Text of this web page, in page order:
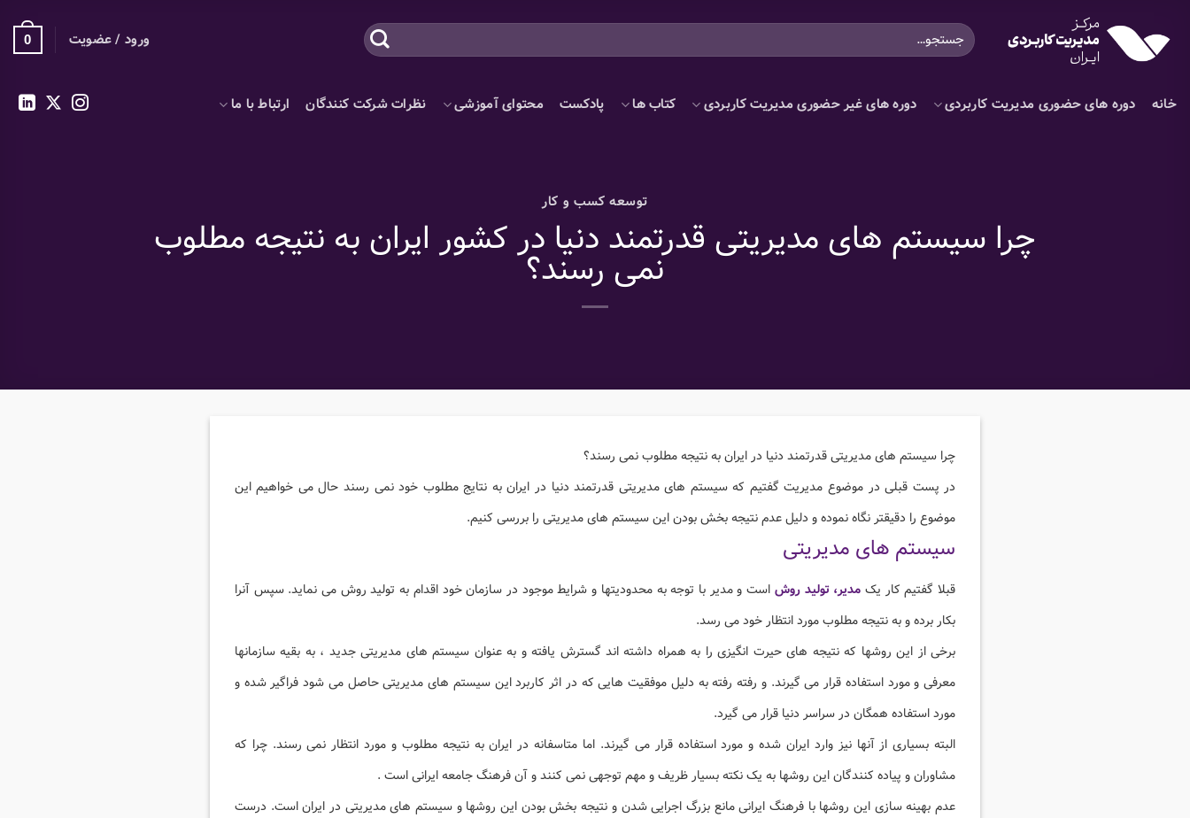
content
جستجو
برای:
ورود / عضویت 0
خانه دوره های حضوری مدیریت کاربردی دوره های غیر حضوری مدیریت کاربردی کتاب ها پادکست محتوای آموزشی نظرات شرکت کنندگان ارتباط با ما
توسعه کسب و کار
چرا سیستم های مدیریتی قدرتمند دنیا در کشور ایران به نتیجه مطلوب
نمی رسند؟
چرا سیستم های مدیریتی قدرتمند دنیا در ایران به نتیجه مطلوب نمی رسند؟
در پست قبلی در موضوع مدیریت گفتیم که سیستم های مدیریتی قدرتمند دنیا در ایران به نتایج مطلوب خود نمی رسند حال می خواهیم این
موضوع را دقیقتر نگاه نموده و دلیل عدم نتیجه بخش بودن این سیستم های مدیریتی را بررسی کنیم.
سیستم های مدیریتی
قبلا گفتیم کار یک مدیر، تولید روش است و مدیر با توجه به محدودیتها و شرایط موجود در سازمان خود اقدام به تولید روش می نماید. سپس آنرا
بکار برده و به نتیجه مطلوب مورد انتظار خود می رسد.
برخی از این روشها که نتیجه های حیرت انگیزی را به همراه داشته اند گسترش یافته و به عنوان سیستم های مدیریتی جدید ، به بقیه سازمانها
معرفی و مورد استفاده قرار می گیرند. و رفته رفته به دلیل موفقیت هایی که در اثر کاربرد این سیستم های مدیریتی حاصل می شود فراگیر شده و
مورد استفاده همگان در سراسر دنیا قرار می گیرد.
البته بسیاری از آنها نیز وارد ایران شده و مورد استفاده قرار می گیرند. اما متاسفانه در ایران به نتیجه مطلوب و مورد انتظار نمی رسند. چرا که
مشاوران و پیاده کنندگان این روشها به یک نکته بسیار ظریف و مهم توجهی نمی کنند و آن فرهنگ جامعه ایرانی است .
عدم بهینه سازی این روشها با فرهنگ ایرانی مانع بزرگ اجرایی شدن و نتیجه بخش بودن این روشها و سیستم های مدیریتی در ایران است. درست